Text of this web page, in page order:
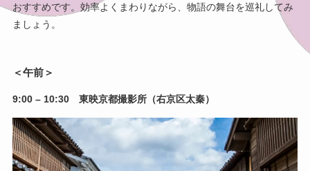
おすすめです。効率よくまわりながら、物語の舞台を巡礼してみ
ましょう。
＜午前＞
9:00 – 10:30 東映京都撮影所（右京区太秦）